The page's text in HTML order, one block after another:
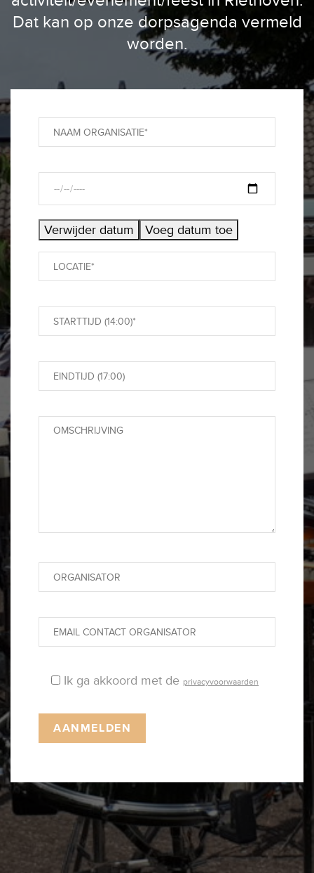
Dat kan op onze dorpsagenda vermeld
worden.
Verwijder datum Voeg datum toe
Ik ga akkoord met de privacyvoorwaarden